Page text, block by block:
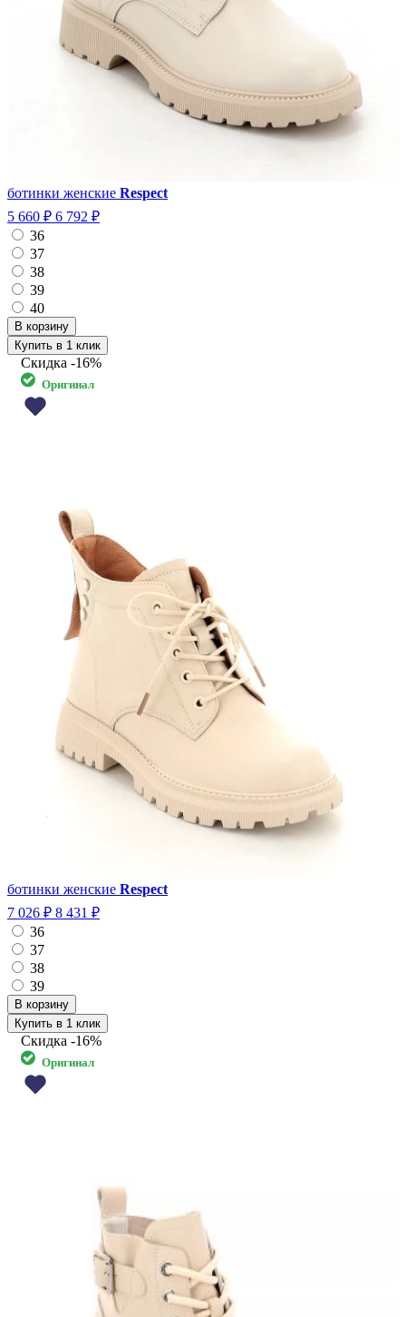
ботинки женские Respect
5 660 ₽ 6 792 ₽
36
37
38
39
40
Купить в 1 клик
Скидка -16%
Оригинал
ботинки женские Respect
7 026 ₽ 8 431 ₽
36
37
38
39
Купить в 1 клик
Скидка -16%
Оригинал